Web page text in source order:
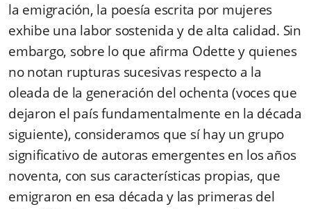
la emigración, la poesía escrita por mujeres
exhibe una labor sostenida y de alta calidad. Sin
embargo, sobre lo que afirma Odette y quienes
no notan rupturas sucesivas respecto a la
oleada de la generación del ochenta (voces que
dejaron el país fundamentalmente en la década
siguiente), consideramos que sí hay un grupo
significativo de autoras emergentes en los años
noventa, con sus características propias, que
emigraron en esa década y las primeras del